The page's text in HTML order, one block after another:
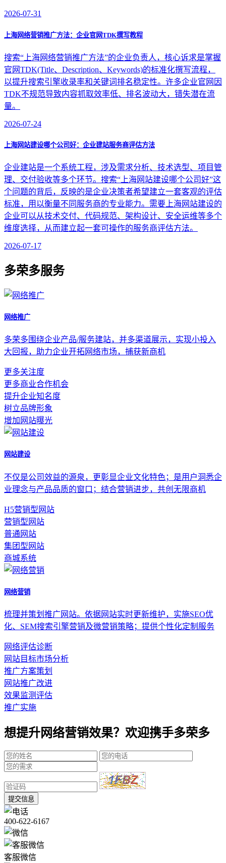
2026-07-31
上海网络营销推广方法：企业官网TDK撰写教程
搜索“上海网络营销推广方法”的企业负责人，核心诉求是掌握
官网TDK(Title、Description、Keywords)的标准化撰写流程，
以提升搜索引擎收录率和关键词排名稳定性。许多企业官网因
TDK不规范导致内容抓取效率低、排名波动大，错失潜在流
量。
2026-07-24
上海网站建设哪个公司好：企业建站服务商评估方法
企业建站是一个系统工程，涉及需求分析、技术选型、项目管
理、交付验收等多个环节。搜索“上海网站建设哪个公司好”这
个问题的背后，反映的是企业决策者希望建立一套客观的评估
标准，用以衡量不同服务商的专业能力。需要上海网站建设的
企业可以从技术交付、代码规范、架构设计、安全运维等多个
维度选择，从而建立起一套可操作的服务商评估方法。
2026-07-17
多荣多服务
网络推广
多荣多围绕企业产品/服务建站，并多渠道展示，实现小投入
大回报，助力企业开拓网络市场，捕获新商机
更多关注度
更多商业合作机会
提升企业知名度
树立品牌形象
增加网站曝光
网站建设
不仅是公司效益的源泉，更彰显企业文化特色；是用户洞悉企
业理念与产品品质的窗口；结合营销进步，共创无限商机
H5营销型网站
营销型网站
普通网站
集团型网站
商城系统
网络营销
梳理并策划推广网站。依据网站实时更新维护，实施SEO优
化、SEM搜索引擎营销及微营销策略；提供个性化定制服务
网络评估诊断
网站目标市场分析
推广方案策划
网站推广改进
效果监测评估
推广实施
想提升网络营销效果？欢迎携手多荣多
提交信息
400-622-6167
客服微信